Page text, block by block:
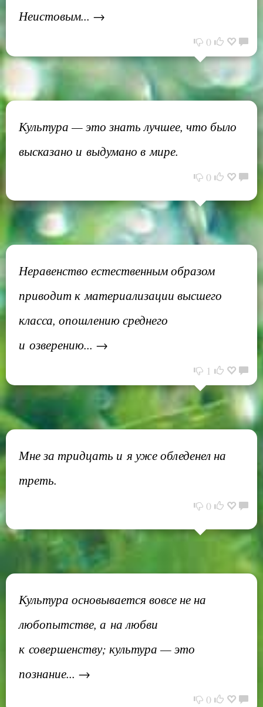
Неистовым... →
0
Культура — это знать лучшее, что было
высказано и выдумано в мире.
0
Неравенство естественным образом
приводит к материализации высшего
класса, опошлению среднего
и озверению... →
1
Мне за тридцать и я уже обледенел на
треть.
0
Культура основывается вовсе не на
любопытстве, а на любви
к совершенству; культура — это
познание... →
0